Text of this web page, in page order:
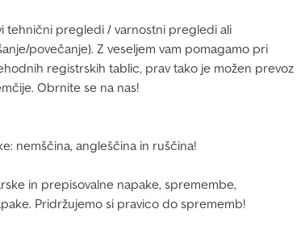
tehnični pregledi / varnostni pregledi ali
povečanje). Z veseljem vam pomagamo pri
registrskih tablic, prav tako je možen prevoz
Obrnite se na nas!
nemščina, angleščina in ruščina!
in prepisovalne napake, spremembe,
Pridržujemo si pravico do sprememb!